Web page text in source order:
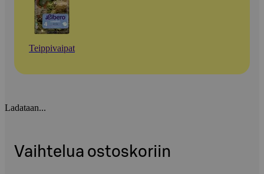
Teippivaipat
Ladataan...
Vaihtelua ostoskoriin